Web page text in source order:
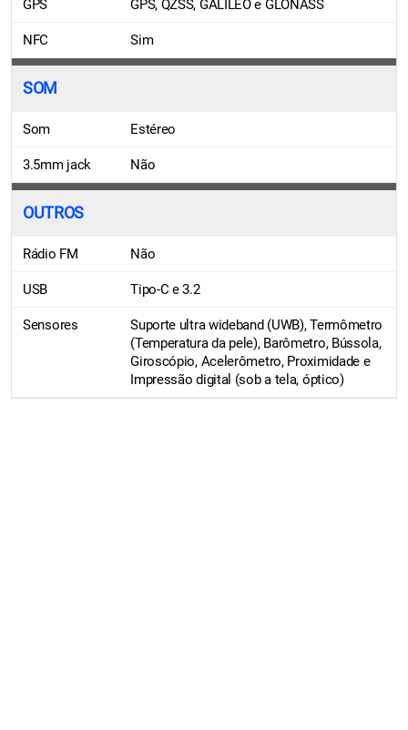
GPS GPS, QZSS, GALILEO e GLONASS
NFC Sim
SOM
Som Estéreo
3.5mm jack Não
OUTROS
Rádio FM Não
USB Tipo-C e 3.2
Sensores
Suporte ultra wideband (UWB), Termômetro
(Temperatura da pele), Barômetro, Bússola,
Giroscópio, Acelerômetro, Proximidade e
Impressão digital (sob a tela, óptico)